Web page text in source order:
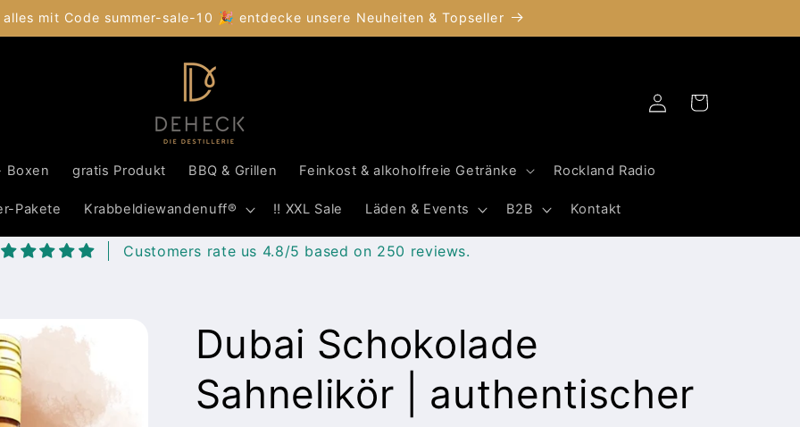
mit Code summer-sale-10 🎉 entdecke unsere Neuheiten & Topseller
Boxen gratis Produkt BBQ & Grillen Feinkost & alkoholfreie Getränke Rockland Radio
Pakete Krabbeldiewandenuff® ‼️ XXL Sale Läden & Events B2B Kontakt
EinloggenWarenkorb
Customers rate us 4.8/5 based on 250 reviews.
Dubai Schokolade
Sahnelikör | authentischer